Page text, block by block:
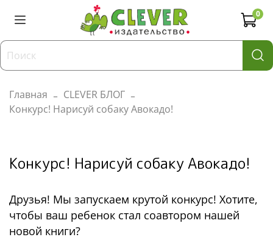
0
Главная
CLEVER БЛОГ
Конкурс! Нарисуй собаку Авокадо!
Конкурс! Нарисуй собаку Авокадо!
Друзья! Мы запускаем крутой конкурс! Хотите,
чтобы ваш ребенок стал соавтором нашей
новой книги?